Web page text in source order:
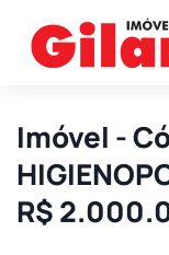
Imóvel -
R$